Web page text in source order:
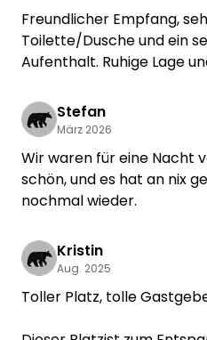
Freundlicher Empfang,
Toilette/Dusche und ein
Aufenthalt. Ruhige Lage
Stefan
März 2026
Wir waren für eine Nacht
schön, und es hat an nix
nochmal wieder.
Kristin
Aug. 2025
Toller Platz, tolle